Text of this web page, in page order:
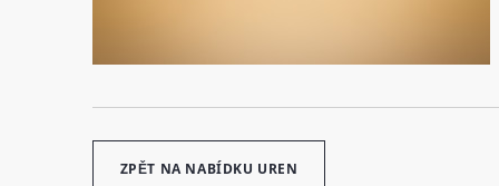
ZPĚT NA NABÍDKU UREN